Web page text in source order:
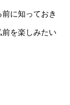
に知っておき
を楽しみたい